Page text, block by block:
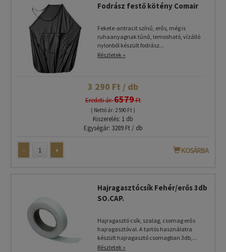
Fodrász festő kötény Comair
Fekete-antracit színű, erős, még is
ruhaanyagnak tűnő, lemosható, vízálló
nylonból készült fodrász...
Részletek »
3 290 Ft / db
Eredeti ár:6579Ft
( Nettó ár: 2 590 Ft )
Kiszerelés: 1 db
Egységár: 3289 Ft / db
- + KOSÁRBA
Hajragasztócsík Fehér/erős 3db
SO.CAP.
Hajragasztó csík, szalag, csomag erős
hajragasztóval. A tartós használatra
készült hajragasztó csomagban 3db,...
Részletek »